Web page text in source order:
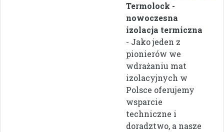
Termolock -
nowoczesna
izolacja termiczna
- Jako jeden z
pionierów we
wdrażaniu mat
izolacyjnych w
Polsce oferujemy
wsparcie
techniczne i
doradztwo, a nasze